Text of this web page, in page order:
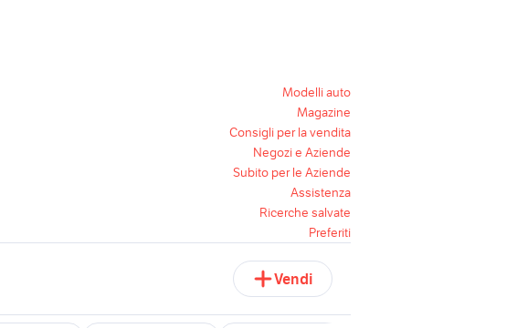
Modelli auto
Magazine
Consigli per la vendita
Negozi e Aziende
Subito per le Aziende
Assistenza
Ricerche salvate
Preferiti
Vendi